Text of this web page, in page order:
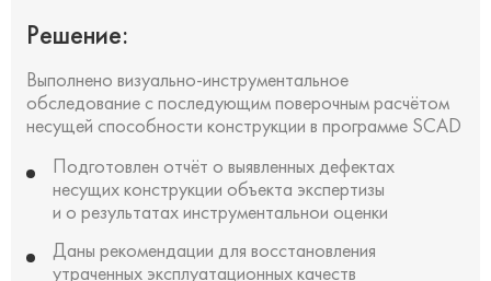
Решение:
Выполнено визуально-инструментальное
обследование с последующим поверочным расчётом
несущей способности конструкции в программе SCAD
Подготовлен отчёт о выявленных дефектах
несущих конструкции объекта экспертизы
и о результатах инструментальнои оценки
Даны рекомендации для восстановления
утраченных эксплуатационных качеств